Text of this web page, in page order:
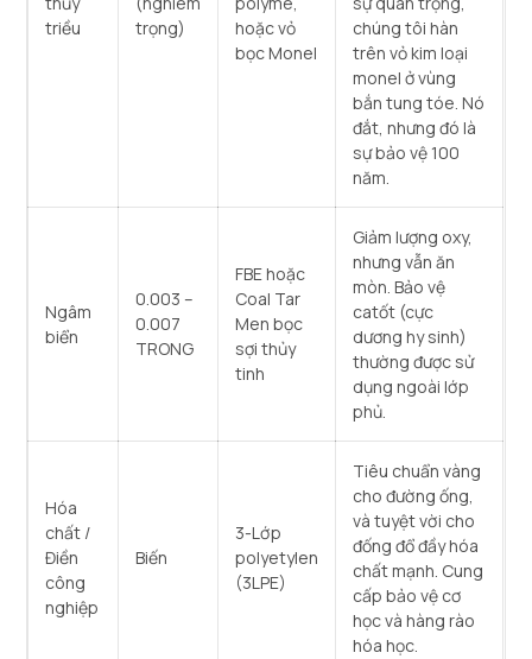
triều
trọng)
hoặc vỏ
bọc Monel
chúng tôi hàn
trên vỏ kim loại
monel ở vùng
bắn tung tóe. Nó
đắt, nhưng đó là
sự bảo vệ 100
năm.
Ngâm
biển
0.003 –
0.007
TRONG
FBE hoặc
Coal Tar
Men bọc
sợi thủy
tinh
Giảm lượng oxy,
nhưng vẫn ăn
mòn. Bảo vệ
catốt (cực
dương hy sinh)
thường được sử
dụng ngoài lớp
phủ.
Hóa
chất /
Điền
công
nghiệp
Biến
3-Lớp
polyetylen
(3LPE)
Tiêu chuẩn vàng
cho đường ống,
và tuyệt vời cho
đống đổ đầy hóa
chất mạnh. Cung
cấp bảo vệ cơ
học và hàng rào
hóa học.